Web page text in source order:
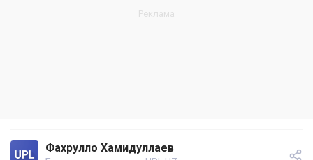
Фахрулло Хамидуллаев